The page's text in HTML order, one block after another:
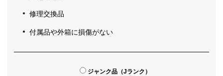
修理交換品
付属品や外箱に損傷がない
ジャンク品（Jランク）